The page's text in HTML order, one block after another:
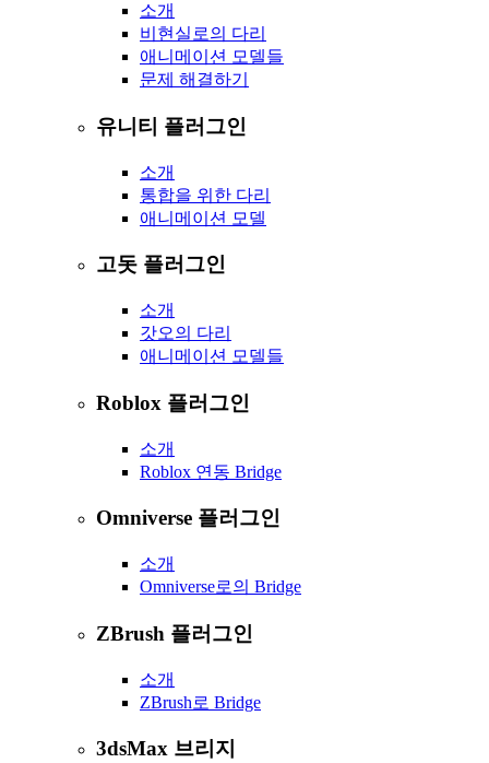
소개
비현실로의 다리
애니메이션 모델들
문제 해결하기
유니티 플러그인
소개
통합을 위한 다리
애니메이션 모델
고돗 플러그인
소개
갓오의 다리
애니메이션 모델들
Roblox 플러그인
소개
Roblox 연동 Bridge
Omniverse 플러그인
소개
Omniverse로의 Bridge
ZBrush 플러그인
소개
ZBrush로 Bridge
3dsMax 브리지